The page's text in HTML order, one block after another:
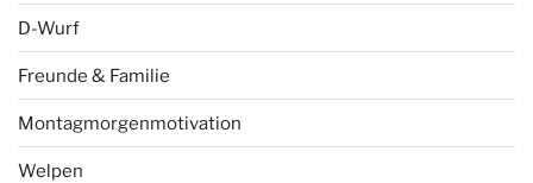
D-Wurf
Freunde & Familie
Montagmorgenmotivation
Welpen